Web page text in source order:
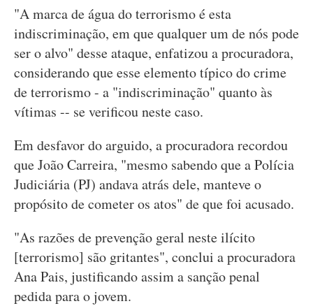
"A marca de água do terrorismo é esta
indiscriminação, em que qualquer um de nós pode
ser o alvo" desse ataque, enfatizou a procuradora,
considerando que esse elemento típico do crime
de terrorismo - a "indiscriminação" quanto às
vítimas -- se verificou neste caso.
Em desfavor do arguido, a procuradora recordou
que João Carreira, "mesmo sabendo que a Polícia
Judiciária (PJ) andava atrás dele, manteve o
propósito de cometer os atos" de que foi acusado.
"As razões de prevenção geral neste ilícito
[terrorismo] são gritantes", conclui a procuradora
Ana Pais, justificando assim a sanção penal
pedida para o jovem.